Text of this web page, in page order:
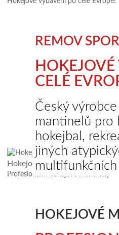
REMOV
CELÉ
Český
mantinelů pro
hokejbal,
jiných
Hokejové mantitely
Profesionální hokejové mantinely
HOKEJOVÉ